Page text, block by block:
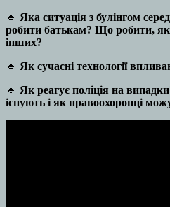
🔹 Яка ситуація з булінгом
робити батькам? Що робити,
інших?
🔹 Як сучасні технології
🔹 Як реагує поліція на
існують і як правоохоронці